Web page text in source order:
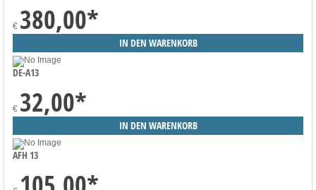
€ 380,00*
DE-A13
€ 32,00*
AFH 13